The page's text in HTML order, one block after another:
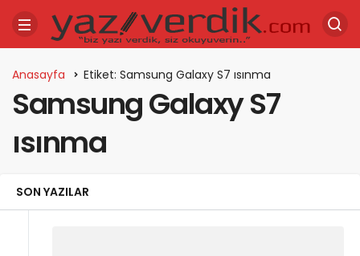
Anasayfa Etiket: Samsung Galaxy S7 ısınma
Samsung Galaxy S7
ısınma
SON YAZILAR